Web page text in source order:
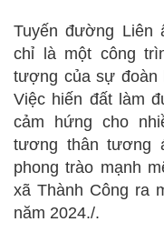
Tuyến đường Liên
chỉ là một công
tượng của sự
Việc hiến đất làm
cảm hứng cho
tương thân tương
phong trào mạnh
xã Thành Công ra
năm 2024./.